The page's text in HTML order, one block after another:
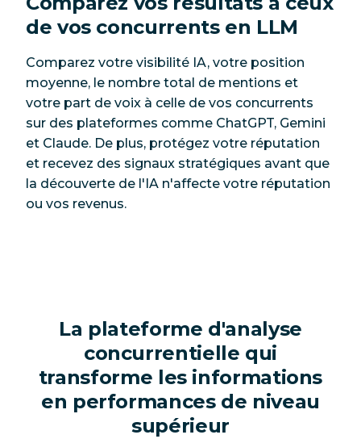
de vos concurrents en LLM
Comparez votre visibilité IA, votre position
moyenne, le nombre total de mentions et
votre part de voix à celle de vos concurrents
sur des plateformes comme ChatGPT, Gemini
et Claude. De plus, protégez votre réputation
et recevez des signaux stratégiques avant que
la découverte de l'IA n'affecte votre réputation
ou vos revenus.
La plateforme d'analyse
concurrentielle qui
transforme les informations
en performances de niveau
supérieur